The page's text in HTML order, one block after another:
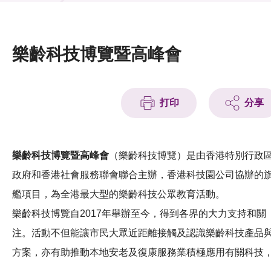
活動及消息
科技分享
會籍
樂齡科技博覽暨高峰會
打印 分享
樂齡科技博覽暨高峰會 （樂齡科技博覽）是由香港特別行政
政府和香港社會服務聯會聯合主辦，香港科技園公司協辦的
艦項目，為全港最大型的樂齡科技公眾教育活動。
樂齡科技博覽自2017年舉辦至今，得到各界的大力支持和關
注。活動不但能讓市民大眾近距離接觸及認識樂齡科技產品
方案，亦有助推動本地安老及復康服務業積極應用有關科技